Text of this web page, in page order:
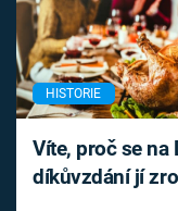
HISTORIE
Víte, proč se na
díkůvzdání jí